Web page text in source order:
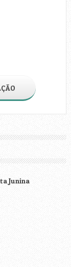
Junina